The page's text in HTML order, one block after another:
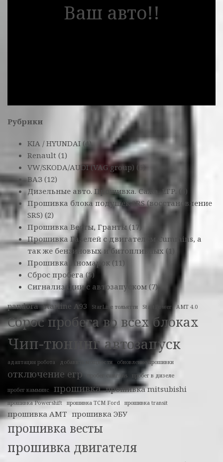
Ваш авто!!
Рубрики
KIA / HYUNDAI(4)
Renault (1)
VW/SKODA/AUDI (VAG group) (5)
ВАЗ (12)
Дизельные авто. Прошивка. Сажа. ЕГР. (6)
Прошивка блока подушек SRS (восстановление
SRS) (2)
Прошивка Весты, Гранты(17)
Прошивка Газелей с двигателем Cummins, а
так же бензиновых и битопливных (1)
Прошивка Иномарок (11)
Сброс пробега(3)
Сигнализации с автозапуском (7)
pandora Starline A93 StarLine тольятти StartPower АМТ 4.0
Сброс пробега во всех блоках
Чип-тюнинг автозапуск
адаптация робота добавить мощности обновление прошивки
отключение егр пробег cummins пробег в дизеле
пробег камминс прошивка прошивка mitsubishi
прошивка Powershift прошивка TCM Ford прошивка transit
прошивка АМТ прошивка ЭБУ
прошивка весты
прошивка двигателя